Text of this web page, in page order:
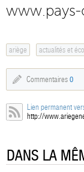
ariège actualités et
Commentaires 0
Lien permanent
http://
DANS LA